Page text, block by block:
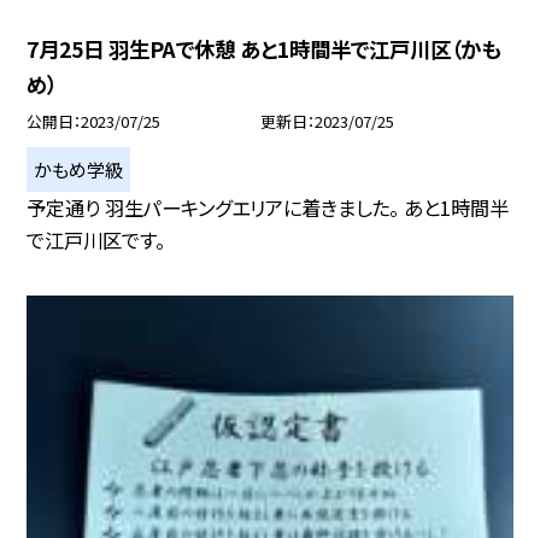
7月25日 羽生PAで休憩 あと1時間半で江戸川区（かも
め）
公開日 2023/07/25 更新日 2023/07/25
かもめ学級
予定通り 羽生パーキングエリアに着きました。 あと1時間半
で江戸川区です。